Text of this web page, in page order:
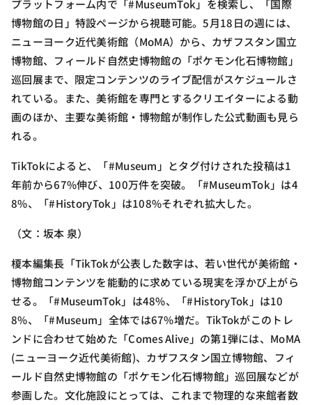
プラットフォーム内で「#MuseumTok」を検索し、「国際
博物館の日」特設ページから視聴可能。5月18日の週には、
ニューヨーク近代美術館（MoMA）から、カザフスタン国立
博物館、フィールド自然史博物館の「ポケモン化石博物館」
巡回展まで、限定コンテンツのライブ配信がスケジュールさ
れている。また、美術館を専門とするクリエイターによる動
画のほか、主要な美術館・博物館が制作した公式動画も見ら
れる。
TikTokによると、「#Museum」とタグ付けされた投稿は1
年前から67%伸び、100万件を突破。「#MuseumTok」は4
8%、「#HistoryTok」は108%それぞれ拡大した。
（文：坂本 泉）
榎本編集長「TikTokが公表した数字は、若い世代が美術館・
博物館コンテンツを能動的に求めている現実を浮かび上がら
せる。「#MuseumTok」は48%、「#HistoryTok」は10
8%、「#Museum」全体では67%増だ。TikTokがこのトレ
ンドに合わせて始めた「Comes Alive」の第1弾には、MoMA
(ニューヨーク近代美術館)、カザフスタン国立博物館、フィ
ールド自然史博物館の「ポケモン化石博物館」巡回展などが
参画した。文化施設にとっては、これまで物理的な来館者数